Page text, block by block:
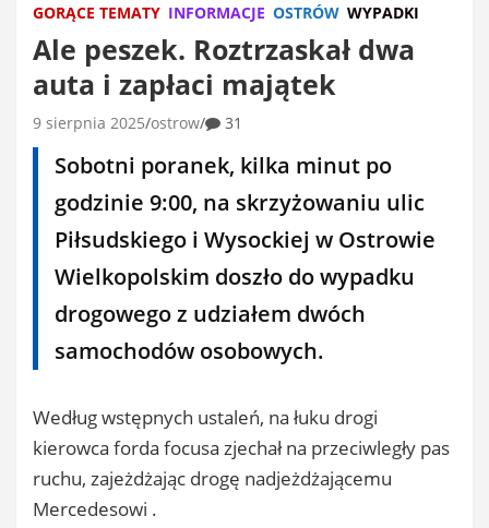
GORĄCE TEMATY INFORMACJE OSTRÓW WYPADKI
Ale peszek. Roztrzaskał dwa
auta i zapłaci majątek
9 sierpnia 2025 ostrow 31
Sobotni poranek, kilka minut po
godzinie 9:00, na skrzyżowaniu ulic
Piłsudskiego i Wysockiej w Ostrowie
Wielkopolskim doszło do wypadku
drogowego z udziałem dwóch
samochodów osobowych.
Według wstępnych ustaleń, na łuku drogi
kierowca forda focusa zjechał na przeciwległy pas
ruchu, zajeżdżając drogę nadjeżdżającemu
Mercedesowi .